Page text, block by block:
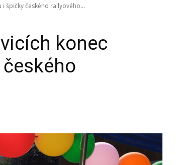
i špičky českého rallyového...
konec